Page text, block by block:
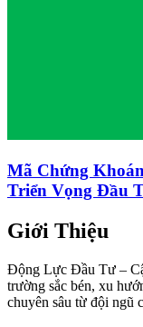
Mã Chứng
Triển Vọng Đầu
Giới Thiệu
Động Lực Đầu Tư –
trường sắc bén, xu
chuyên sâu từ đội ngũ